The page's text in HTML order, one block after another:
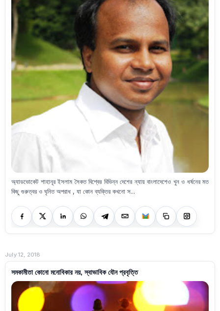
অ্যাডভোকেট শাহানূর ইসলাম সৈকত বিশ্বের বিভিন্ন দেশের ন্যায় বাংলাদেশেও খুন ও ধর্ষনের মত
কিছু গুরুত্বর ও ঘৃনিত অপরাধ , যা কোন ব্যক্তির কখনো স...
July 12, 2018
সমকামীতা কোনো মনোবিকার নয়, স্বাভাবিক যৌন প্রবৃত্তি